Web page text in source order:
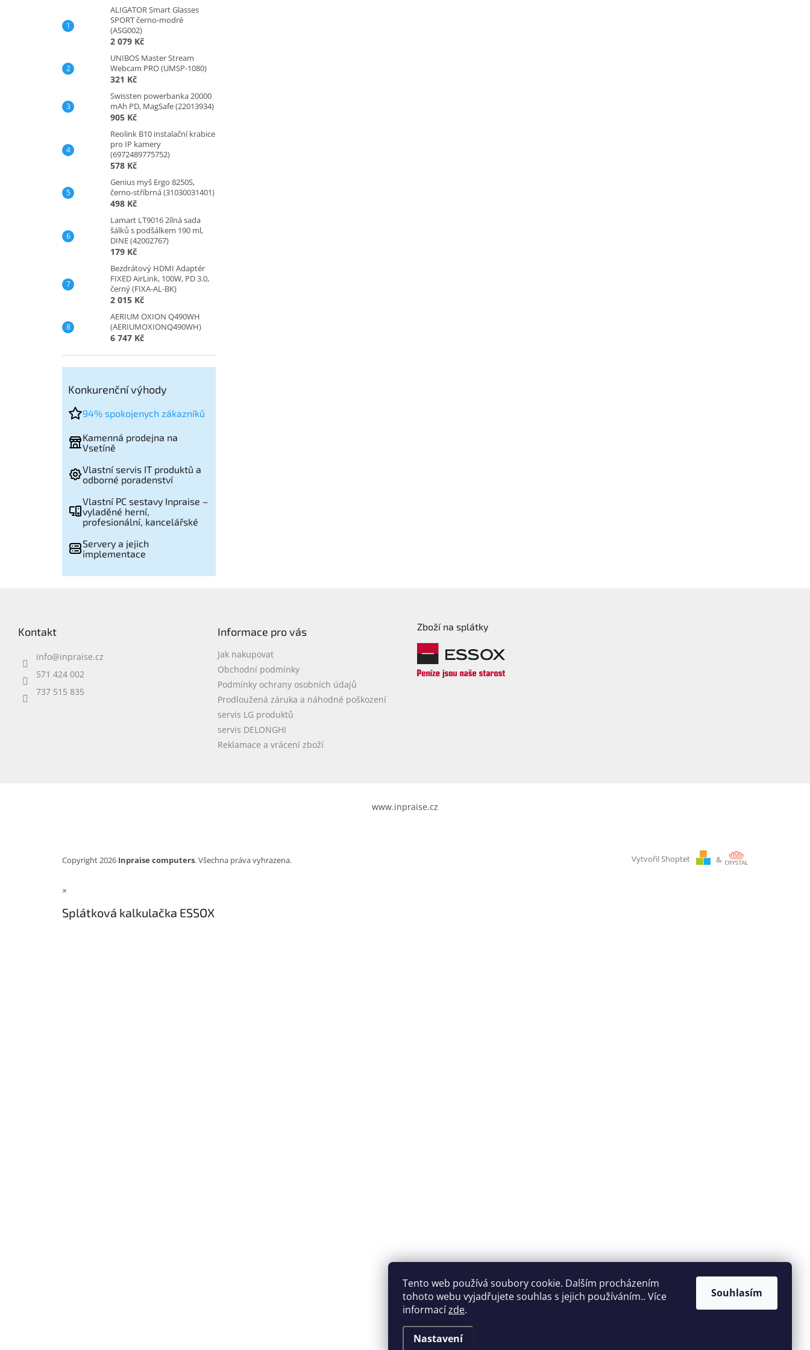
Tento web používá soubory cookie. Dalším procházením
tohoto webu vyjadřujete souhlas s jejich používáním.. Více
informacízde.
Nastavení
Souhlasím
ALIGATOR Smart Glasses
SPORT černo-modré
(ASG002)
2 079 Kč
UNIBOS Master Stream
Webcam PRO (UMSP-1080)
321 Kč
Swissten powerbanka 20000
mAh PD, MagSafe (22013934)
905 Kč
Reolink B10 instalační krabice
pro IP kamery
(6972489775752)
578 Kč
Genius myš Ergo 8250S,
černo-stříbrná (31030031401)
498 Kč
Lamart LT9016 2ílná sada
šálků s podšálkem 190 ml,
DINE (42002767)
179 Kč
Bezdrátový HDMI Adaptér
FIXED AirLink, 100W, PD 3.0,
černý (FIXA-AL-BK)
2 015 Kč
AERIUM OXION Q490WH
(AERIUMOXIONQ490WH)
6 747 Kč
Konkurenční výhody
94% spokojenych zákazníků
Kamenná prodejna na
Vsetíně
Vlastní servis IT produktů a
odborné poradenství
Vlastní PC sestavy Inpraise –
vyladěné herní,
profesionální, kancelářské
Servery a jejich
implementace
Kontakt
info@inpraise.cz
571 424 002
737 515 835
Informace pro vás
Jak nakupovat
Obchodní podmínky
Podmínky ochrany osobních údajů
Prodloužená záruka a náhodné poškození
servis LG produktů
servis DELONGHI
Reklamace a vrácení zboží
Zboží na splátky
www.inpraise.cz
Vytvořil Shoptet &
Copyright 2026 Inpraise computers. Všechna práva vyhrazena.
×
Splátková kalkulačka ESSOX